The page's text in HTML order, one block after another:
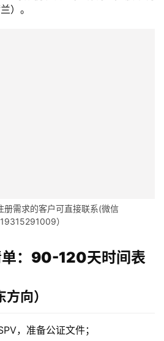
）。
册需求的客户可直接联系(微信
）
单：90-120天时间表
向）
，准备公证文件；